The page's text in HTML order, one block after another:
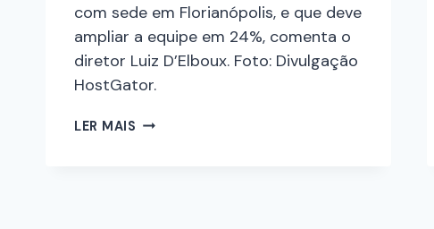
com sede em Florianópolis, e que deve
ampliar a equipe em 24%, comenta o
diretor Luiz D’Elboux. Foto: Divulgação
HostGator.
LER MAIS